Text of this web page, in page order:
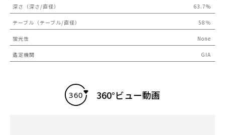
深さ（深さ/直径） 63.7%
テーブル（テーブル/直径） 58％
蛍光性 None
鑑定機関 GIA
360°ビュー動画